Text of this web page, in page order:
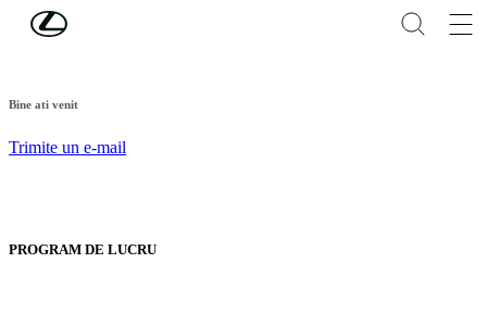
Skip to Main Content
Bine ati venit
Trimite un e-mail
PROGRAM DE LUCRU